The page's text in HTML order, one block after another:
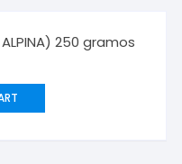
250 gramos